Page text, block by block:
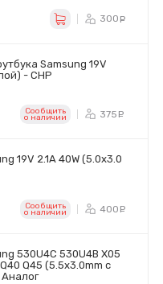
300
Samsung 19V
- CHP
Сообщить
o наличии 375
19V 2.1A 40W (5.0x3.0
Сообщить
o наличии 400
530U4C 530U4B X05
Q45 (5.5x3.0mm с
Аналог